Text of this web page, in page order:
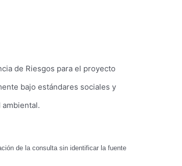
de Riesgos para el proyecto
bajo estándares sociales y
de la consulta sin identificar la fuente